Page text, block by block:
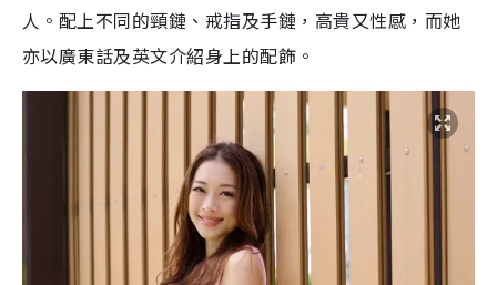
人。配上不同的頸鏈、戒指及手鏈，高貴又性感，而她
亦以廣東話及英文介紹身上的配飾。